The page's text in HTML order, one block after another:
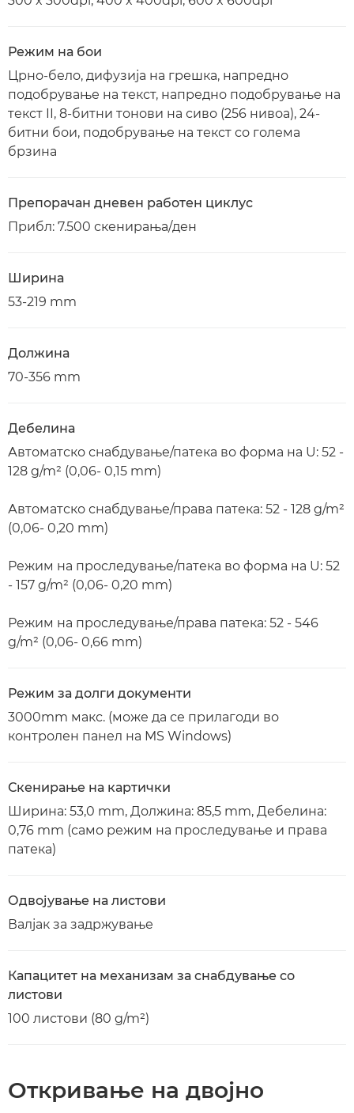
Режим на бои
Црно-бело, дифузија на грешка, напредно
подобрување на текст, напредно подобрување на
текст II, 8-битни тонови на сиво (256 нивоа), 24-
битни бои, подобрување на текст со голема
брзина
Препорачан дневен работен циклус
Прибл: 7.500 скенирања/ден
Ширина
53-219 mm
Должина
70-356 mm
Дебелина
Автоматско снабдување/патека во форма на U: 52 -
128 g/m² (0,06- 0,15 mm)
Автоматско снабдување/права патека: 52 - 128 g/m²
(0,06- 0,20 mm)
Режим на проследување/патека во форма на U: 52
- 157 g/m² (0,06- 0,20 mm)
Режим на проследување/права патека: 52 - 546
g/m² (0,06- 0,66 mm)
Режим за долги документи
3000mm макс. (може да се прилагоди во
контролен панел на MS Windows)
Скенирање на картички
Ширина: 53,0 mm, Должина: 85,5 mm, Дебелина:
0,76 mm (само режим на проследување и права
патека)
Одвојување на листови
Валјак за задржување
Капацитет на механизам за снабдување со
листови
100 листови (80 g/m²)
Откривање на двојно